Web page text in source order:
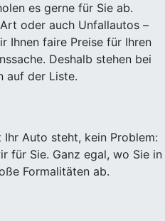
es gerne für Sie ab.
oder auch Unfallautos –
Ihnen faire Preise für Ihren
Deshalb stehen bei
auf der Liste.
Auto steht, kein Problem:
für Sie. Ganz egal, wo Sie in
Formalitäten ab.